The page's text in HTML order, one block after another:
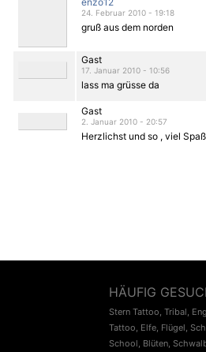
24. Februar 2010 - 19:18
gruß aus dem norden
Gast
17. Januar 2010 - 10:56
lass ma grüsse da
Gast
2. Januar 2010 - 20:57
Herzlichst und so , viel
HÄUFIG
Stern Tattoo, Tribal,
Tattoo, Elfe, Flügel,
School, Blüten,